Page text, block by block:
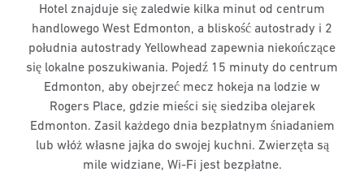
Hotel znajduje się zaledwie kilka minut od centrum
handlowego West Edmonton, a bliskość autostrady i 2
południa autostrady Yellowhead zapewnia niekończące
się lokalne poszukiwania. Pojedź 15 minuty do centrum
Edmonton, aby obejrzeć mecz hokeja na lodzie w
Rogers Place, gdzie mieści się siedziba olejarek
Edmonton. Zasil każdego dnia bezpłatnym śniadaniem
lub włóż własne jajka do swojej kuchni. Zwierzęta są
mile widziane, Wi-Fi jest bezpłatne.